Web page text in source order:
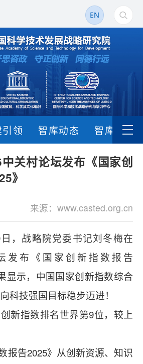
领 智库动态 智库成果
关村论坛发布《国家创
》
来源：www.casted.org.cn
，战略院党委书记刘冬梅在
发布《国家创新指数报告
显示，中国国家创新指数综合
科技强国目标稳步迈进！
新指数排名世界第9位，较上
告2025》从创新资源、知识